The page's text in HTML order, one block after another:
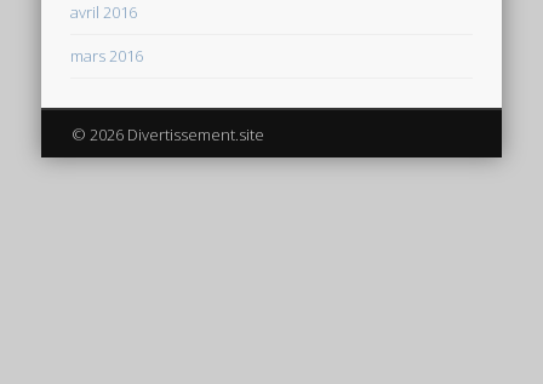
avril 2016
mars 2016
© 2026 Divertissement.site